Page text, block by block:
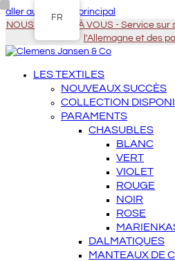
aller au contenu principal
NOUS VENONS À VOUS - Service
l'Allemagne et des
LES TEXTILES
NOUVEAUX SUCCÈS
COLLECTION
PARAMENTS
CHASUBLES
BLANC
VERT
VIOLET
ROUGE
NOIR
ROSE
DALMATIQUES
MANTEAUX DE
FR